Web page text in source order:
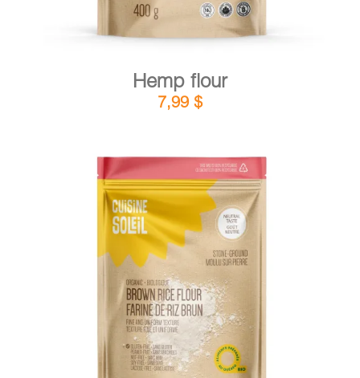
Hemp flour
7,99 $
ADD TO CART / DETAILS